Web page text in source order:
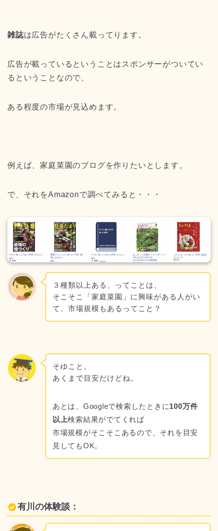
雑誌は広告がたくさん載ってります。
広告が載っているということはスポンサーがついてい
るということなので、
ある程度の市場が見込めます。
例えば、家庭菜園のブログを作りたいとします。
で、それをAmazonで調べてみると・・・
３種類以上ある、ってことは、
そこそこ「家庭菜園」に興味がある人がい
て、市場規模もあるってこと？
そゆこと。
あくまで目安だけどね。
あとは、Googleで検索したときに100万件
以上検索結果がでてくれば
市場規模がそこそこあるので、それを目安
見してもOK。
有川の体験談：